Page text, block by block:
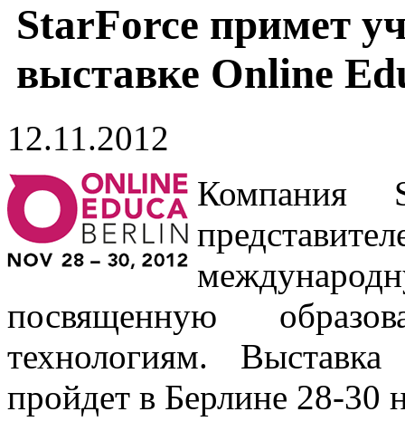
StarForce примет
выставке Online
12.11.2012
Компания
посвященную
технологиям.
пройдет в Берлине 28-30